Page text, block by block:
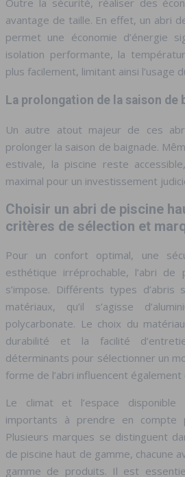
avantage de taille. En effet, un abri
permet une économie d’énergie
isolation performante, la
plus facilement, limitant ainsi l’usage
La prolongation de la saison de
Un autre atout majeur de ces
prolonger la saison de baignade.
estivale, la piscine reste
maximal pour un investissement
Choisir un abri de piscine
critères de sélection et
Pour un confort optimal, une
esthétique irréprochable, l’abri de
s’impose. Différents types
matériaux, qu’il s’agisse
polycarbonate. Le choix du
durabilité et la facilité
déterminants pour sélectionner un
forme de l’abri influencent également
Le climat et l’espace disponible
importants à prendre en compte
Plusieurs marques se distinguent
de piscine haut de gamme, chacune
gamme de produits. Il est